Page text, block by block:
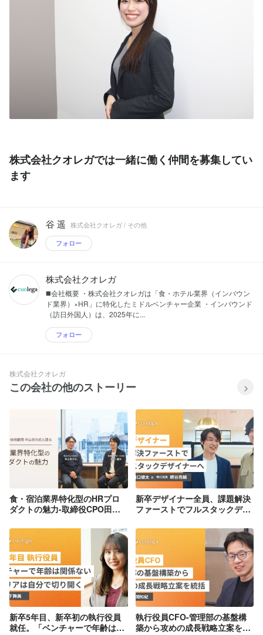
株式会社クオレガでは一緒に働く仲間を募集してい
ます
谷 遥 株式会社クオレガ / その他
フォロー
株式会社クオレガ
◼️会社概要 ・株式会社クオレガは「食・ホテル業界（インバウン
ド業界）×HR」に特化したミドルベンチャー企業 ・インバウンド
（訪日外国人）は、2025年に...
フォロー
株式会社クオレガ
この会社の他のストーリー
食・宿泊業界特化型のHRプロ
ダクトの魅力-取締役CPO田
平山宗介氏
新卒デザイナー全員、課題解決
ファーストでフルスタックデザ
新卒5年目、新卒初の執行役員
就任。「ベンチャーで年齢は関
執行役員CFO-管理部の基盤構
築から攻めの成長戦略立案を統